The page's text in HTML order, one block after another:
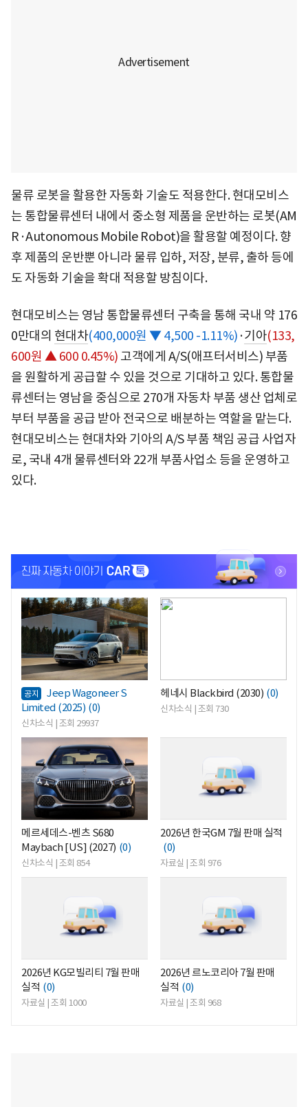
물류 로봇을 활용한 자동화 기술도 적용한다. 현대모비스
는 통합물류센터 내에서 중소형 제품을 운반하는 로봇(AM
R·Autonomous Mobile Robot)을 활용할 예정이다. 향
후 제품의 운반뿐 아니라 물류 입하, 저장, 분류, 출하 등에
도 자동화 기술을 확대 적용할 방침이다.
현대모비스는 영남 통합물류센터 구축을 통해 국내 약 176
0만대의 현대차(400,000원 ▼ 4,500 -1.11%) ·기아(133,
600원 ▲ 600 0.45%) 고객에게 A/S(애프터서비스) 부품
을 원활하게 공급할 수 있을 것으로 기대하고 있다. 통합물
류센터는 영남을 중심으로 270개 자동차 부품 생산 업체로
부터 부품을 공급 받아 전국으로 배분하는 역할을 맡는다.
현대모비스는 현대차와 기아의 A/S 부품 책임 공급 사업자
로, 국내 4개 물류센터와 22개 부품사업소 등을 운영하고
있다.
<
공지
Jeep Wagoneer S
Limited (2025) (0)
신차소식 | 조회 29937
<
헤네시 Blackbird (2030) (0)
신차소식 | 조회 730
<
메르세데스-벤츠 S680
Maybach [US] (2027) (0)
신차소식 | 조회 854
2026년 한국GM 7월 판매 실적
(0)
자료실 | 조회 976
2026년 KG모빌리티 7월 판매
실적 (0)
자료실 | 조회 1000
2026년 르노코리아 7월 판매
실적 (0)
자료실 | 조회 968